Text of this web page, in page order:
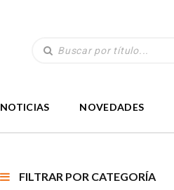
NOTICIAS NOVEDADES
FILTRAR POR CATEGORÍA